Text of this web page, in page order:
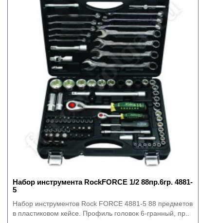
Набор инструмента RockFORCE 1/2 88пр.6гр. 4881-
5
Набор инструментов Rock FORCE 4881-5 88 предметов
в пластиковом кейсе. Профиль головок 6-гранный, пр..